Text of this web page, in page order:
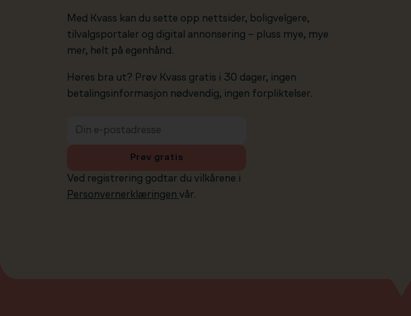
Med Kvass kan du sette opp nettsider, boligvelgere,
tilvalgsportaler og digital annonsering – pluss mye, mye
mer, helt på egenhånd.
Høres bra ut? Prøv Kvass gratis i 30 dager, ingen
betalingsinformasjon nødvendig, ingen forpliktelser.
Ved registrering godtar du vilkårene i
Personvernerklæringen vår.
Prøv gratis